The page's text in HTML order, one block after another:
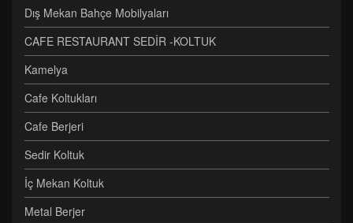
Dış Mekan Bahçe Mobilyaları
CAFE RESTAURANT SEDİR -KOLTUK
Kamelya
Cafe Koltukları
Cafe Berjeri
Sedir Koltuk
İç Mekan Koltuk
Metal Berjer